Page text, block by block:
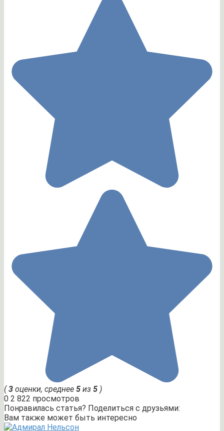
(3 оценки, среднее 5 из 5 )
0 2 822 просмотров
Понравилась статья? Поделиться с друзьями:
Вам также может быть интересно